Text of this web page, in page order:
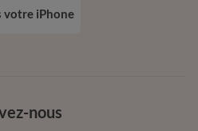
nous
votre iPhone